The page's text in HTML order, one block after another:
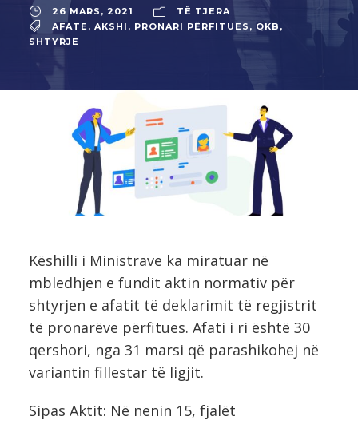
26 MARS, 2021
TË TJERA
AFATE, AKSHI , PRONARI PËRFITUES , QKB ,
SHTYRJE
Këshilli i Ministrave ka miratuar në
mbledhjen e fundit aktin normativ për
shtyrjen e afatit të deklarimit të regjistrit
të pronarëve përfitues. Afati i ri është 30
qershori, nga 31 marsi që parashikohej në
variantin fillestar të ligjit.
Sipas Aktit: Në nenin 15, fjalët